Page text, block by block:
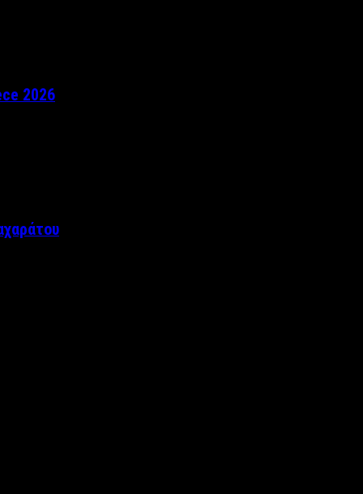
2026